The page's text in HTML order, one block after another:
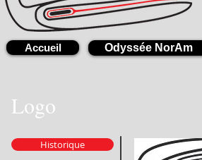
Accueil Odyssée NorAm
Logo
Historique